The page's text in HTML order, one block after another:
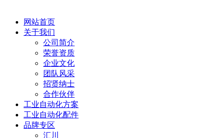
网站首页
关于我们
公司简介
荣誉资质
企业文化
团队风采
招贤纳士
合作伙伴
工业自动化方案
工业自动化配件
品牌专区
汇川